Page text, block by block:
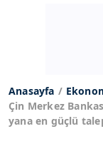
Anasayfa
Çin Merkez
yana en güçlü